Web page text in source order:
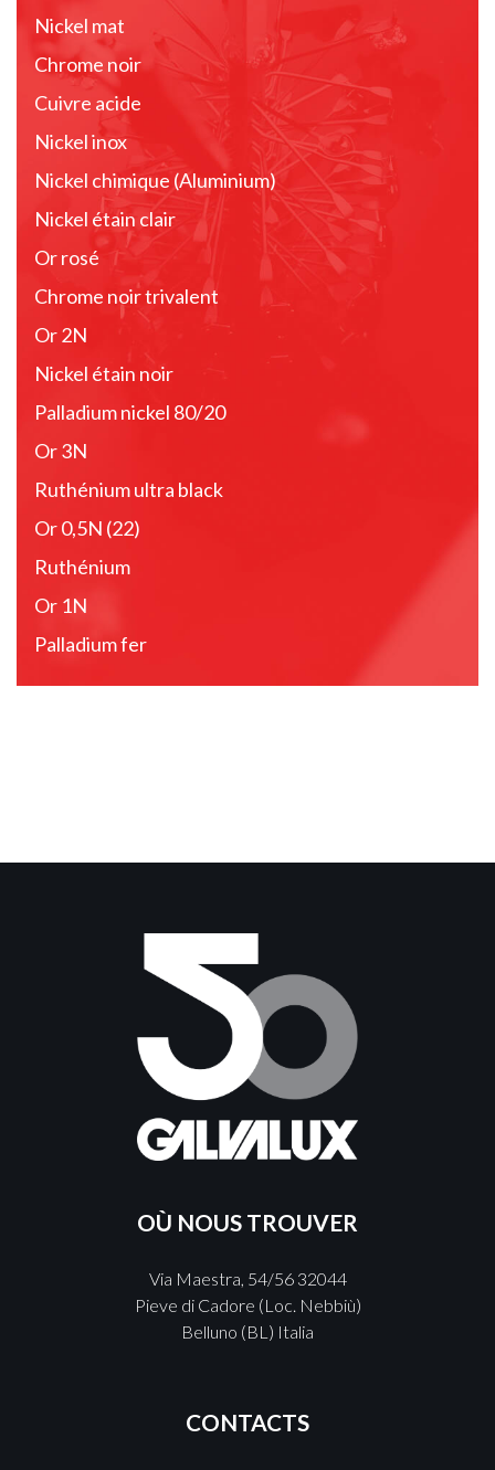
Nickel mat
Chrome noir
Cuivre acide
Nickel inox
Nickel chimique (Aluminium)
Nickel étain clair
Or rosé
Chrome noir trivalent
Or 2N
Nickel étain noir
Palladium nickel 80/20
Or 3N
Ruthénium ultra black
Or 0,5N (22)
Ruthénium
Or 1N
Palladium fer
OÙ NOUS TROUVER
Via Maestra, 54/56 32044
Pieve di Cadore (Loc. Nebbiù)
Belluno (BL) Italia
CONTACTS